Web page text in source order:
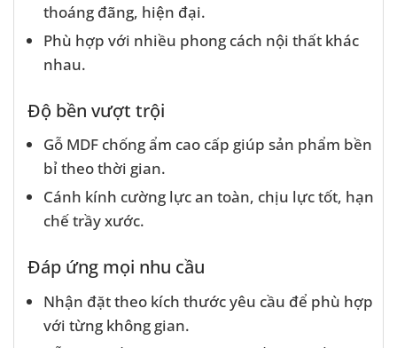
thoáng đãng, hiện đại.
Phù hợp với nhiều phong cách nội thất khác
nhau.
Độ bền vượt trội
Gỗ MDF chống ẩm cao cấp giúp sản phẩm bền
bỉ theo thời gian.
Cánh kính cường lực an toàn, chịu lực tốt, hạn
chế trầy xước.
Đáp ứng mọi nhu cầu
Nhận đặt theo kích thước yêu cầu để phù hợp
với từng không gian.